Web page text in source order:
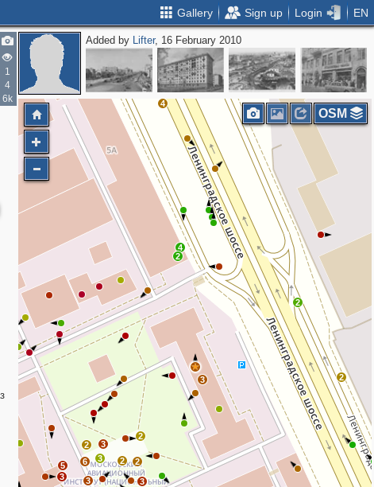
Gallery Sign up Login EN
1
4
6k
Added by Lifter, 16 February 2010
5
3
3
6
2
3
2
3
2
3
2
3
4
2
2
2
4
2
2
2
3
OSM